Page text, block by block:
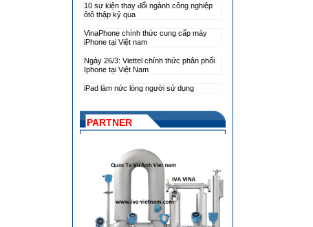
10 sự kiện thay đổi ngành công nghiệp
ôtô thập kỷ qua
VinaPhone chính thức cung cấp máy
iPhone tại Việt nam
Ngày 26/3: Viettel chính thức phân phối
Iphone tại Việt Nam
iPad làm nức lòng người sử dụng
PARTNER